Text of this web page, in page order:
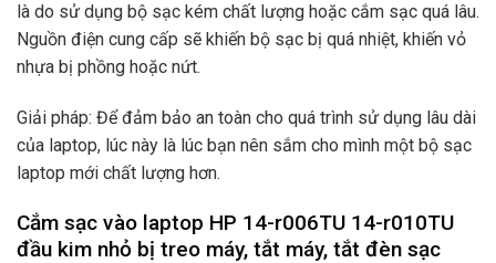
là do sử dụng bộ sạc kém chất lượng hoặc cắm sạc quá lâu.
Nguồn điện cung cấp sẽ khiến bộ sạc bị quá nhiệt, khiến vỏ
nhựa bị phồng hoặc nứt.
Giải pháp: Để đảm bảo an toàn cho quá trình sử dụng lâu dài
của laptop, lúc này là lúc bạn nên sắm cho mình một bộ sạc
laptop mới chất lượng hơn.
Cắm sạc vào laptop HP 14-r006TU 14-r010TU
đầu kim nhỏ bị treo máy, tắt máy, tắt đèn sạc